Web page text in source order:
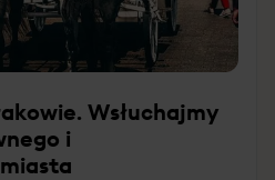
Wsłuchajmy
i